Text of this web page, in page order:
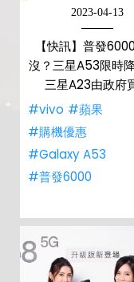
2023-04-13
【快訊】普發
沒？三星A53限時降
三星A23由政府
#vivo #蘋果
#購機優惠
#Galaxy A53
#普發6000